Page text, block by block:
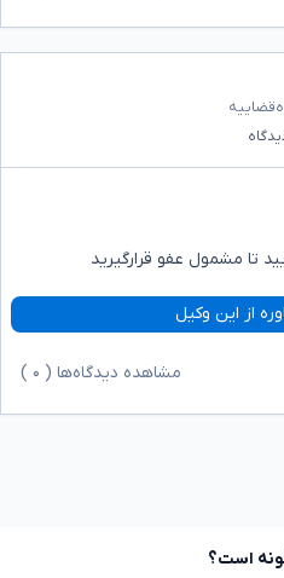
تا مشمول عفو قرارگیرید
از این وکیل
مشاهده دیدگاه‌ها ( ۰
است؟